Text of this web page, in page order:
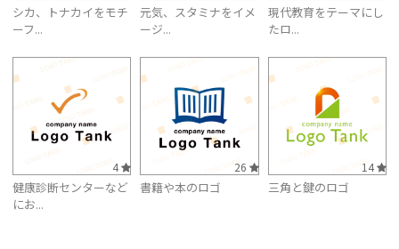
シカ、トナカイをモチ
ーフ...
元気、スタミナをイメ
ージ...
現代教育をテーマにし
たロ...
4
健康診断センターなど
にお...
26
書籍や本のロゴ
14
三角と鍵のロゴ